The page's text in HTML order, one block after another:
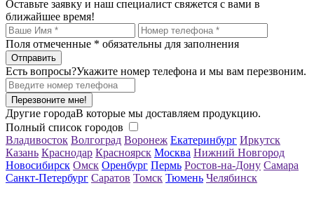
Оставьте заявку и наш специалист свяжется с вами в
ближайшее время!
Поля отмеченные * обязательны для заполнения
Есть вопросы?Укажите номер телефона и мы вам перезвоним.
Перезвоните мне!
Другие городаВ которые мы доставляем продукцию.
Полный список городов
Владивосток Волгоград Воронеж Екатеринбург Иркутск
Казань Краснодар Красноярск Москва Нижний Новгород
Новосибирск Омск Оренбург Пермь Ростов-на-Дону Самара
Санкт-Петербург Саратов Томск Тюмень Челябинск